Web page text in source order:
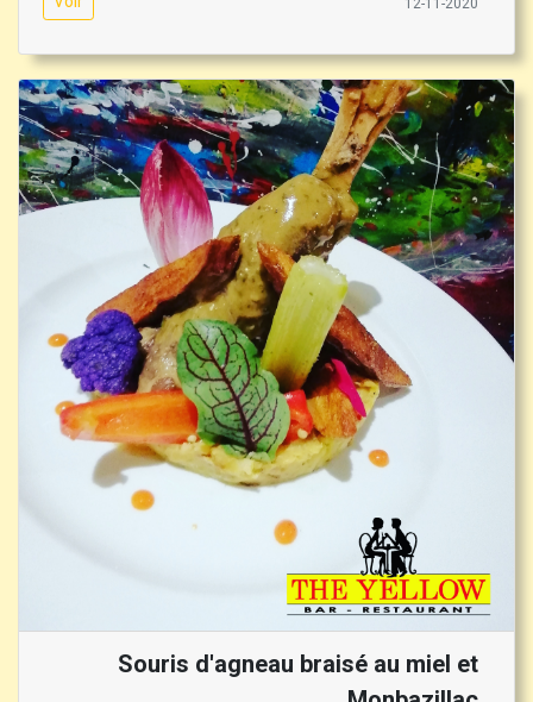
12-11-2020
Souris d'agneau braisé au miel et